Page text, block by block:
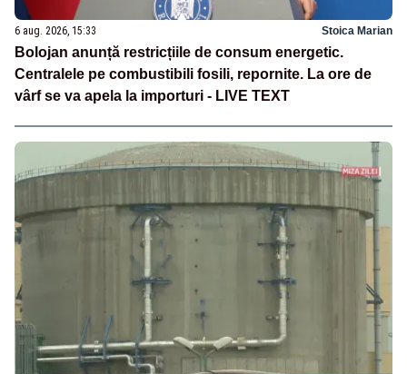
6 aug. 2026, 15:33 Stoica Marian
Bolojan anunță restricțiile de consum energetic.
Centralele pe combustibili fosili, repornite. La ore de
vârf se va apela la importuri - LIVE TEXT